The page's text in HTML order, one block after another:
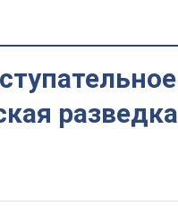
разведка